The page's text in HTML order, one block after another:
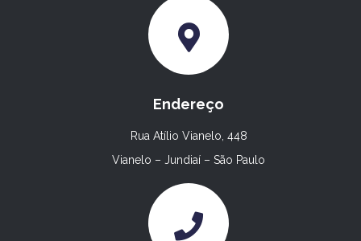
Endereço
Rua Atílio Vianelo, 448
Vianelo – Jundiaí – São Paulo